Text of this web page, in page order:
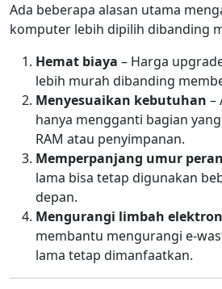
Ada beberapa alasan utama
komputer lebih dipilih dibanding
Hemat biaya – Harga
lebih murah dibanding
Menyesuaikan kebutuhan –
hanya mengganti bagian
RAM atau penyimpanan.
Memperpanjang umur
lama bisa tetap digunakan
depan.
Mengurangi limbah
membantu mengurangi e-
lama tetap dimanfaatkan.